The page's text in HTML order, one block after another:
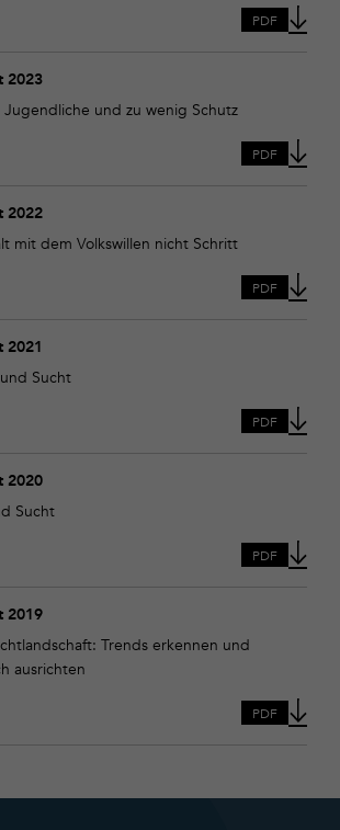
PDF
2023
und zu wenig Schutz
PDF
2022
mit dem Volkswillen nicht Schritt
PDF
2021
Sucht
PDF
2020
Sucht
PDF
2019
Trends erkennen und
ausrichten
PDF